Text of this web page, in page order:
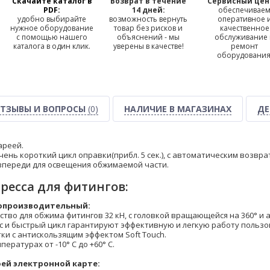
PDF:
удобно выбирайте
нужное оборудование
с помощью нашего
каталога в один клик.
14 дней:
возможность вернуть
товар без рисков и
объяснений - мы
уверены в качестве!
оперативное
качественное
обслуживание
ремонт
И ВОПРОСЫ (0) НАЛИЧИЕ В МАГАЗИНАХ
короткий цикл оправки(прибл. 5 сек.), с автоматическим
для освещения обжимаемой части.
для фитингов:
для обжима фитингов 32 кН, с головкой вращающейся на 360°
быстрый цикл гарантируют эффективную и легкую работу
с антискользящим эффектом Soft Touch.
от -10° C до +60° C.
электронной карте: